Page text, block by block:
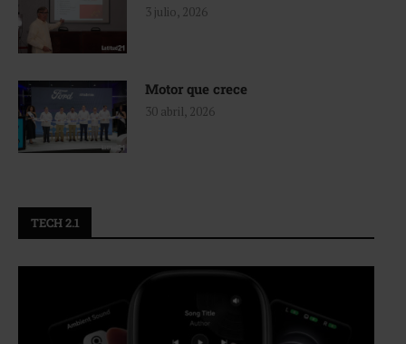
3 julio, 2026
Motor que crece
30 abril, 2026
TECH 2.1